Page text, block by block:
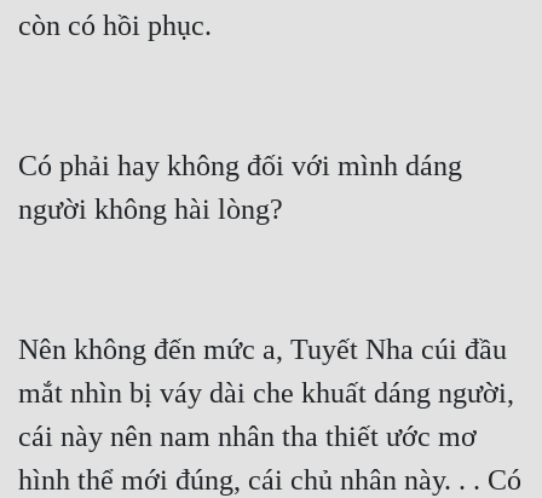
còn có hồi phục.
Có phải hay không đối với mình dáng
người không hài lòng?
Nên không đến mức a, Tuyết Nha cúi đầu
mắt nhìn bị váy dài che khuất dáng người,
cái này nên nam nhân tha thiết ước mơ
hình thể mới đúng, cái chủ nhân này. . . Có